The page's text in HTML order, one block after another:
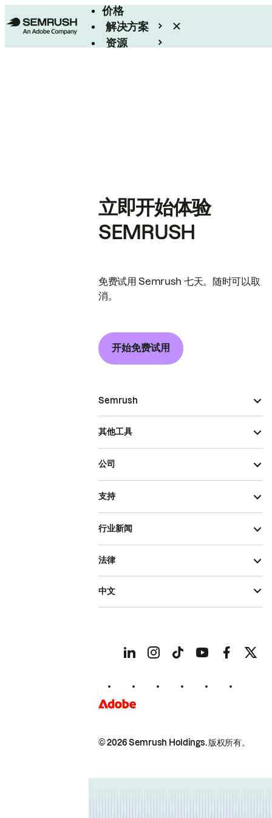
价格
解决方案
资源
立即开始体验
SEMRUSH
免费试用 Semrush 七天。随时可以取
消。
开始免费试用
Semrush
其他工具
公司
支持
行业新闻
© 2026 Semrush Holdings.版权所有。
法律
中文